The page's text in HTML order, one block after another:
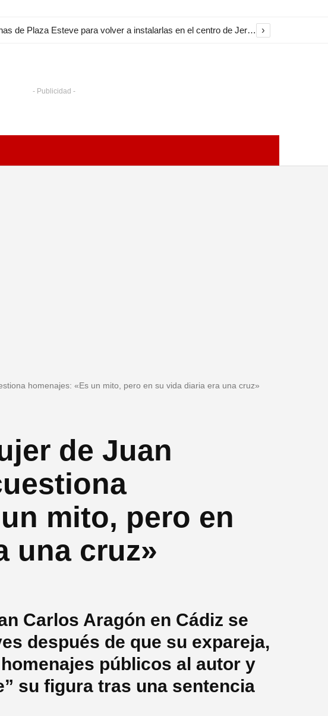
El Ayuntamiento inicia la restauración de las marquesinas de Plaza Esteve para volver a instalarlas en el centro de Jerez ›
- Publicidad -
homenajes: «Es un mito, pero en su vida diaria era una cruz»
de Juan
mito, pero en
una cruz»
Carlos Aragón en Cádiz se
después de que su expareja,
públicos al autor y
su figura tras una sentencia